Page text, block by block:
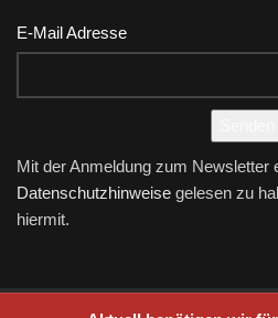
E-Mail Adresse
Mit der Anmeldung zum Newsletter
Datenschutzhinweise gelesen zu
hiermit.
Developed by CTIDOO